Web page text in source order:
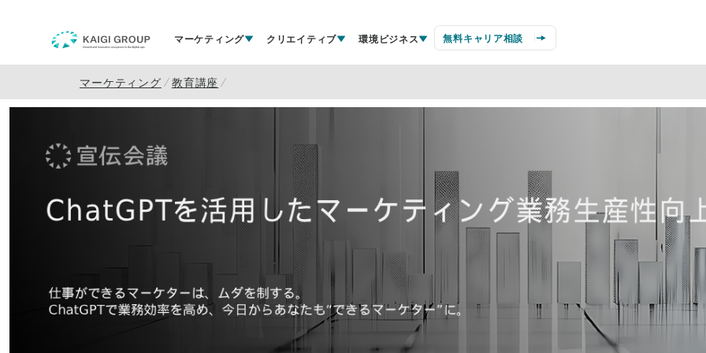
マーケティング クリエイティブ 環境ビジネス 無料キャリア相談
マーケティング 教育講座